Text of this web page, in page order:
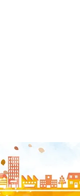
笑顔相
TUNAGUみ